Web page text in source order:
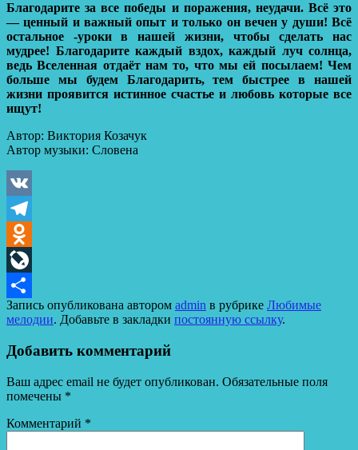
Благодарите за все победы и поражения, неудачи. Всё это
— ценный и важный опыт и только он вечен у души! Всё
остальное -уроки в нашей жизни, чтобы сделать нас
мудрее! Благодарите каждый вздох, каждый луч солнца,
ведь Вселенная отдаёт нам то, что мы ей посылаем! Чем
больше мы будем Благодарить, тем быстрее в нашей
жизни проявится истинное счастье и любовь которые все
ищут!
Автор: Виктория Козачук
Автор музыки: Словена
VK
Telegram
Odnoklassniki
LiveJournal
Отправить
Запись опубликована автором admin в рубрике Любимые
мелодии. Добавьте в закладки постоянную ссылку.
Добавить комментарий
Ваш адрес email не будет опубликован. Обязательные поля
помечены *
Комментарий *